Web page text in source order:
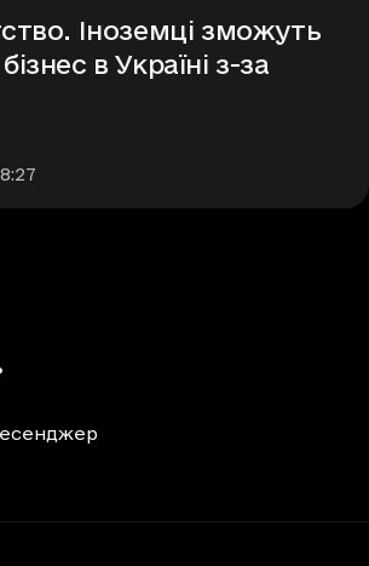
Іноземці зможуть
в Україні з-за